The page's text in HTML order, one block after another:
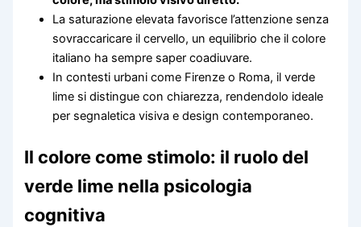
La saturazione elevata favorisce l’attenzione senza
sovraccaricare il cervello, un equilibrio che il colore
italiano ha sempre saper coadiuvare.
In contesti urbani come Firenze o Roma, il verde
lime si distingue con chiarezza, rendendolo ideale
per segnaletica visiva e design contemporaneo.
Il colore come stimolo: il ruolo del
verde lime nella psicologia
cognitiva